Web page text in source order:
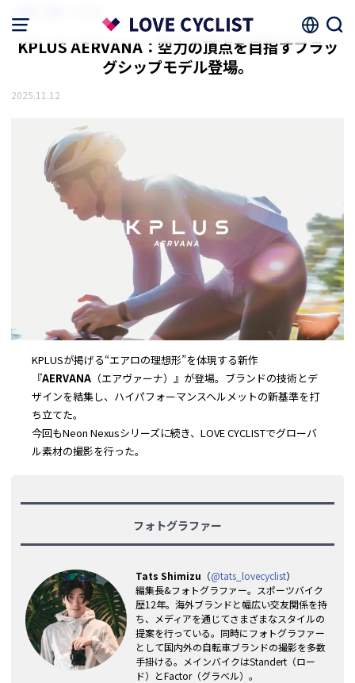
KPLUS AERVANA：空力の頂点を目指すフラッ
グシップモデル登場。
2025.11.12
KPLUSが掲げる“エアロの理想形”を体現する新作
『AERVANA （エアヴァーナ）』が登場。ブランドの技術とデ
ザインを結集し、ハイパフォーマンスヘルメットの新基準を打
ち立てた。
今回もNeon Nexusシリーズに続き、LOVE CYCLISTでグローバ
ル素材の撮影を行った。
フォトグラファー
Tats Shimizu （@tats_lovecyclist）
編集長&フォトグラファー。スポーツバイク
歴12年。海外ブランドと幅広い交友関係を持
ち、メディアを通じてさまざまなスタイルの
提案を行っている。同時にフォトグラファー
として国内外の自転車ブランドの撮影を多数
手掛ける。メインバイクはStandert（ロー
ド）とFactor（グラベル）。